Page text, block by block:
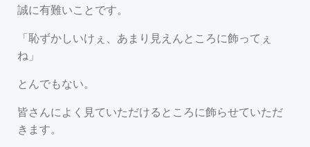
誠に有難いことです。
「恥ずかしいけぇ、あまり見えんところに飾ってぇ
ね」
とんでもない。
皆さんによく見ていただけるところに飾らせていただ
きます。